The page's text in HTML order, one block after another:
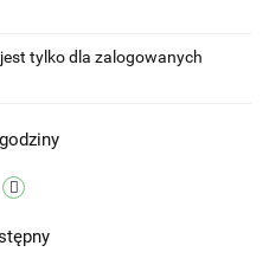
tylko dla zalogowanych